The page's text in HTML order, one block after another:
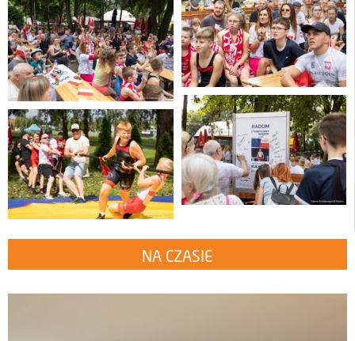
NA CZASIE